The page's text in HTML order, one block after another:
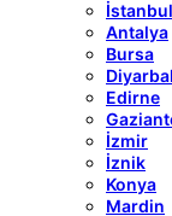
İstanbul
Antalya
Bursa
Edirne
İzmir
İznik
Konya
Mardin